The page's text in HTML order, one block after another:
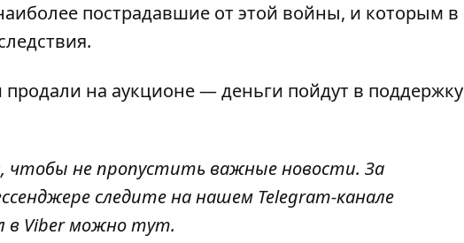
пострадавшие от этой войны, и которым в
на аукционе—деньги пойдут в поддержку
, чтобы не пропустить важные новости. За
следите на нашем Telegram-канале
в Viber можнотут.